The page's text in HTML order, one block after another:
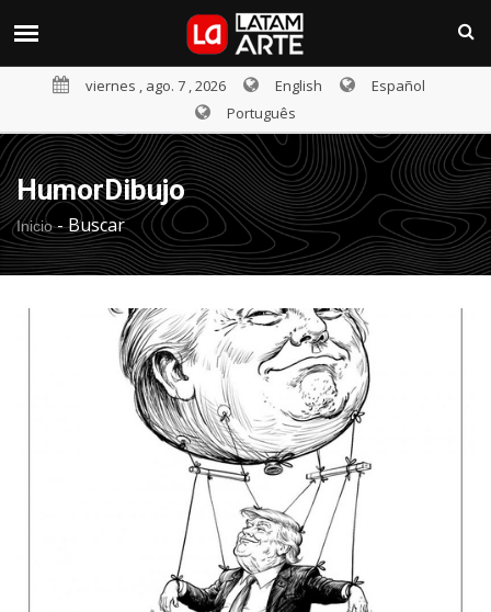
viernes , ago. 7 , 2026 English
Español
Português
HumorDibujo
Inicio-Buscar